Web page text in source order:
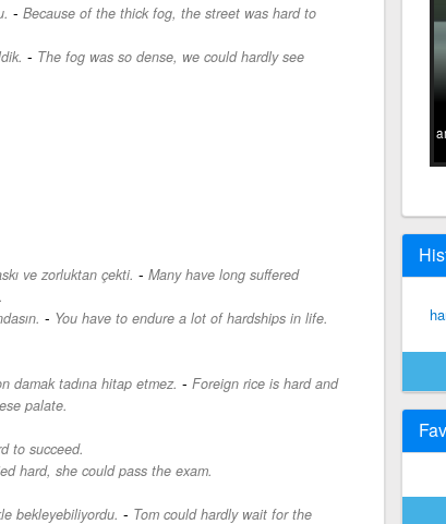
- Because of the thick fog, the street was hard to
- The fog was so dense, we could hardly see
ve zorluktan çekti. - Many have long suffered
- You have to endure a lot of hardships in life.
damak tadına hitap etmez. - Foreign rice is hard and
palate.
to succeed.
hard, she could pass the exam.
bekleyebiliyordu. - Tom could hardly wait for the